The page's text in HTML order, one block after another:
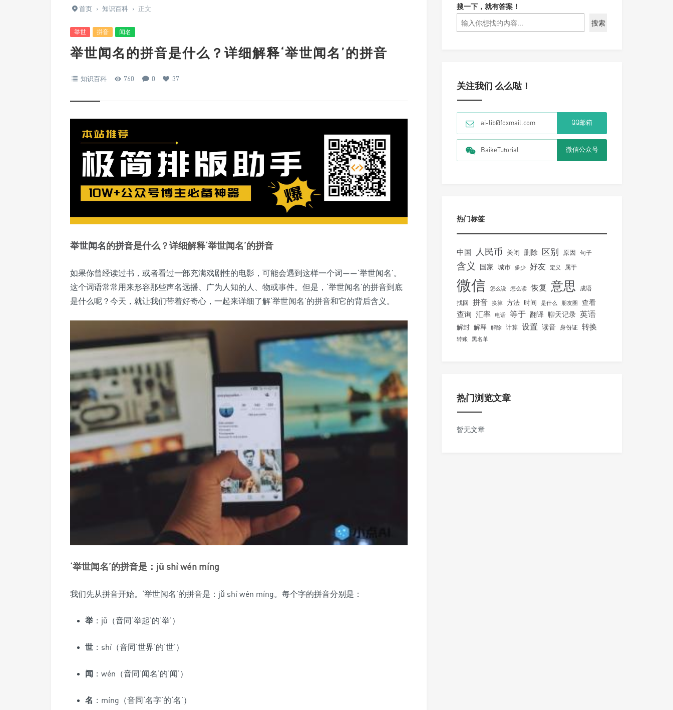
首页 › 知识百科 › 正文
举世 拼音 闻名
举世闻名的拼音是什么？详细解释‘举世闻名’的拼音
知识百科 760 0 37
举世闻名的拼音是什么？详细解释‘举世闻名’的拼音
如果你曾经读过书，或者看过一部充满戏剧性的电影，可能会遇到这样一个词——‘举世闻名’。
这个词语常常用来形容那些声名远播、广为人知的人、物或事件。但是，‘举世闻名’的拼音到底
是什么呢？今天，就让我们带着好奇心，一起来详细了解‘举世闻名’的拼音和它的背后含义。
‘举世闻名’的拼音是：jǔ shì wén míng
我们先从拼音开始。‘举世闻名’的拼音是：jǔ shì wén míng。每个字的拼音分别是：
举 ：jǔ（音同‘举起’的‘举’）
世 ：shì（音同‘世界’的‘世’）
闻 ：wén（音同‘闻名’的‘闻’）
名 ：míng（音同‘名字’的‘名’）
搜一下，就有答案！
搜索
关注我们 么么哒！
ai-lib@foxmail.com QQ邮箱
BaikeTutorial 微信公众号
热门标签
中国 人民币 关闭 删除 区别 原因 句子
含义 国家 城市 多少 好友 定义 属于
微信 怎么说 怎么读 恢复 意思 成语
找回 拼音 换算 方法 时间 是什么 朋友圈 查看
查询 汇率 电话 等于 翻译 聊天记录 英语
解封 解释 解除 计算 设置 读音 身份证 转换
转账 黑名单
热门浏览文章
暂无文章